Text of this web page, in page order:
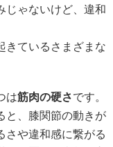
じゃないけど、違和
きているさまざまな
は筋肉の硬さです。
と、膝関節の動きが
さや違和感に繋がる